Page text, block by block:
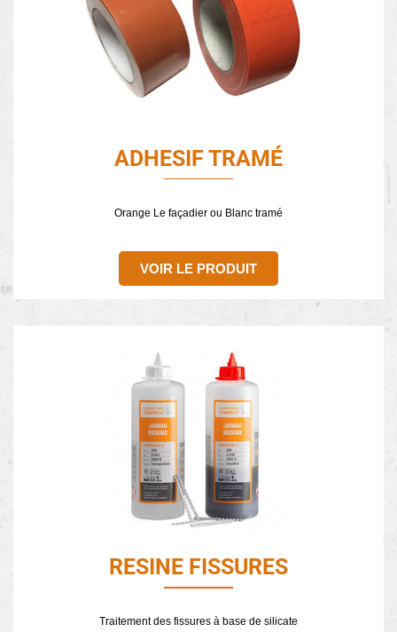
ADHESIF TRAMÉ
Orange Le façadier ou Blanc tramé
VOIR LE PRODUIT
RESINE FISSURES
Traitement des fissures à base de silicate